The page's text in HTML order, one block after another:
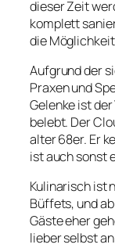
dieser Zeit
komplett
die
Aufgrund der
Praxen und
Gelenkeist
belebt. Der
alter 68er. Er
ist auch sonst
Kulinarisch ist
Büffets, und
Gäste eher
lieber selbst